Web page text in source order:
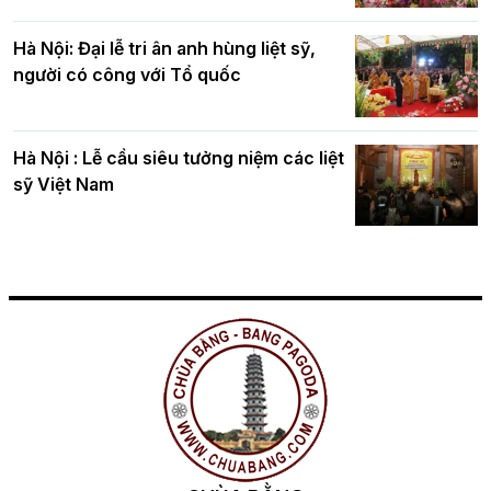
Hà Nội: Đại lễ tri ân anh hùng liệt sỹ,
người có công với Tổ quốc
Hà Nội : Lễ cầu siêu tưởng niệm các liệt
sỹ Việt Nam